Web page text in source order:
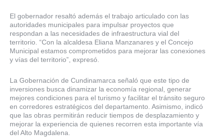
El gobernador resaltó además el trabajo articulado con las
autoridades municipales para impulsar proyectos que
respondan a las necesidades de infraestructura vial del
territorio. “Con la alcaldesa Eliana Manzanares y el Concejo
Municipal estamos comprometidos para mejorar las conexiones
y vías del territorio”, expresó.
La Gobernación de Cundinamarca señaló que este tipo de
inversiones busca dinamizar la economía regional, generar
mejores condiciones para el turismo y facilitar el tránsito seguro
en corredores estratégicos del departamento. Asimismo, indicó
que las obras permitirán reducir tiempos de desplazamiento y
mejorar la experiencia de quienes recorren esta importante vía
del Alto Magdalena.